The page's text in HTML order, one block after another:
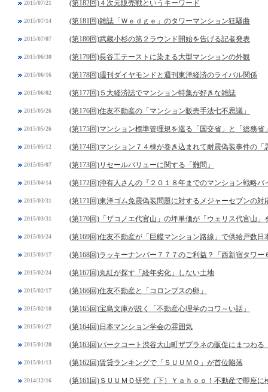
2015/07/21 (第182回)４次元販売戦というキーワード
2015/07/14 (第181回)雑誌「Ｗｅｄｇｅ」のタワーマンション狂騒曲
2015/07/07 (第180回)武蔵小杉の第２ラウンド開始を告げる記者発表
2015/06/30 (第179回)長谷工テーストに染まる大型マンションの外観
2015/06/16 (第178回)週刊ダイヤモンドと週刊東洋経済のライバル関係
2015/06/02 (第177回)５大経済誌でマンション特集が好きな雑誌
2015/05/26 (第176回)住友不動産の「マンション販売手法七不思議」
2015/05/26 (第175回)マンション標準管理規を巡る「国交省」と「総務省
2015/05/12 (第174回)マンション７４棟が巻き込まれて耐震偽装事件の「
2015/05/07 (第173回)リセールバリューに関する「難問」
2015/04/14 (第172回)沖有人さんの『２０１８年までのマンション戦略バ
2015/03/31 (第171回)東洋ゴム免震偽装問題に対するメジャーセブンの対
2015/03/31 (第170回)「ザコノエ代官山」の坪単価が「ウェリス代官山」
2015/03/24 (第169回)住友不動産が「巨艦マンション路線」で供給戸数日
2015/03/17 (第168回)ラッキーナンバー７７７のご利益？「西新宿タワー
2015/02/24 (第167回)丸紅が探す「経年劣化」しない土地
2015/02/17 (第166回)住友不動産と「コロンブスの卵」
2015/02/10 (第165回)宝島文庫が説く「不動産心理学のコワ～い話」
2015/01/27 (第164回)日本マンション学会の雰囲気
2015/01/20 (第163回)パークコート渋谷大山町ザプラネの販促にまつわる
2015/01/13 (第162回)賃貸ランキングで「ＳＵＵＭＯ」が首位陥落
2014/12/16 (第161回)ＳＵＵＭＯ研究（下）Ｙａｈｏｏ！不動産で即座に